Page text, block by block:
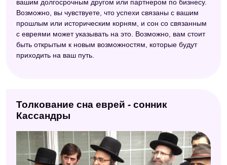
вашим долгосрочным другом или партнером по бизнесу.
Возможно, вы чувствуете, что успехи связаны с вашим
прошлым или историческим корням, и сон со связанным
с евреями может указывать на это. Возможно, вам стоит
быть открытым к новым возможностям, которые будут
приходить на ваш путь.
Толкование сна еврей - сонник
Кассандры